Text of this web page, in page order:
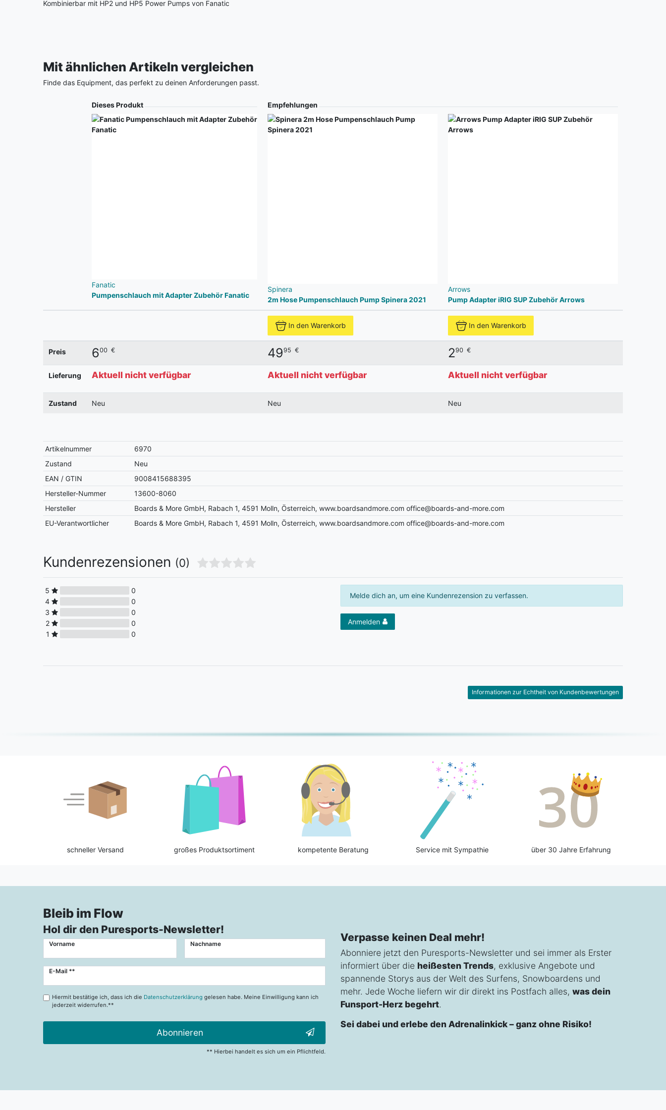
Kombinierbar mit HP2 und HP5 Power Pumps von Fanatic
Mit ähnlichen Artikeln vergleichen
Finde das Equipment, das perfekt zu deinen Anforderungen passt.
Dieses Produkt
Fanatic
Pumpenschlauch mit Adapter Zubehör Fanatic
Empfehlungen
Spinera
2m Hose Pumpenschlauch Pump Spinera 2021
Arrows
Pump Adapter iRIG SUP Zubehör Arrows
In den Warenkorb In den Warenkorb
Preis 600 € 4995 € 290 €
Lieferung Aktuell nicht verfügbar Aktuell nicht verfügbar Aktuell nicht verfügbar
Zustand Neu Neu Neu
Artikelnummer
6970
Zustand
Neu
EAN / GTIN
9008415688395
Hersteller-Nummer
13600-8060
Hersteller
Boards & More GmbH, Rabach 1, 4591 Molln, Österreich, www.boardsandmore.com office@boards-and-more.com
EU-Verantwortlicher
Boards & More GmbH, Rabach 1, 4591 Molln, Österreich, www.boardsandmore.com office@boards-and-more.com
Kundenrezensionen (0)
5
0
4
0
3
0
2
0
1
0
Melde dich an, um eine Kundenrezension zu verfassen.
Anmelden
Informationen zur Echtheit von Kundenbewertungen
schneller Versand großes Produktsortiment kompetente Beratung Service mit Sympathie über 30 Jahre Erfahrung
Bleib im Flow
Hol dir den Puresports-Newsletter!
Vorname Nachname
E-Mail **
Newsletter
Hiermit bestätige ich, dass ich die Datenschutzerklärung gelesen habe. Meine Einwilligung kann ich
jederzeit widerrufen.**
Abonnieren
** Hierbei handelt es sich um ein Pflichtfeld.
Verpasse keinen Deal mehr!
Abonniere jetzt den Puresports-Newsletter und sei immer als Erster
informiert über die heißesten Trends, exklusive Angebote und
spannende Storys aus der Welt des Surfens, Snowboardens und
mehr. Jede Woche liefern wir dir direkt ins Postfach alles, was dein
Funsport-Herz begehrt.
Sei dabei und erlebe den Adrenalinkick – ganz ohne Risiko!